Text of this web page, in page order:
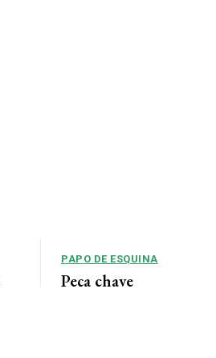
PAPO DE ESQUINA
Peça chave